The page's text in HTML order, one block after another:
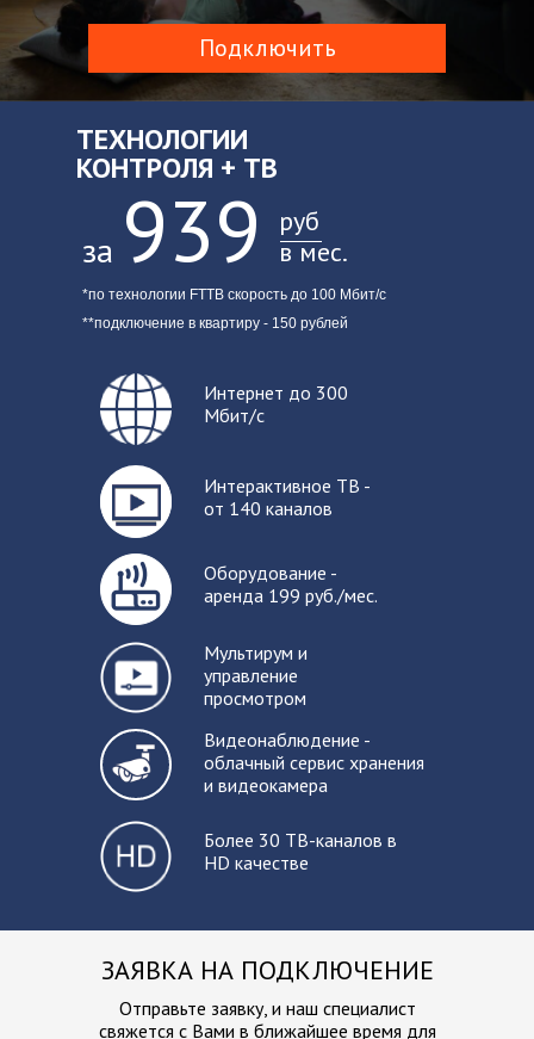
Интерактивное ТВ -
от 140 каналов
ТЕХНОЛОГИИ
КОНТРОЛЯ + ТВ
ЗАЯВКА НА ПОДКЛЮЧЕНИЕ
Отправьте заявку, и наш специалист
свяжется с Вами в ближайшее время для
Мультирум и
управление
просмотром
руб
в мес.
Более 30 ТВ-каналов в
HD качестве
Оборудование -
аренда 199 руб./мес.
за 939
*по технологии FTTB скорость до 100 Мбит/с
**подключение в квартиру - 150 рублей
Интернет до 300
Мбит/с
Видеонаблюдение -
облачный сервис хранения
и видеокамера
Подключить